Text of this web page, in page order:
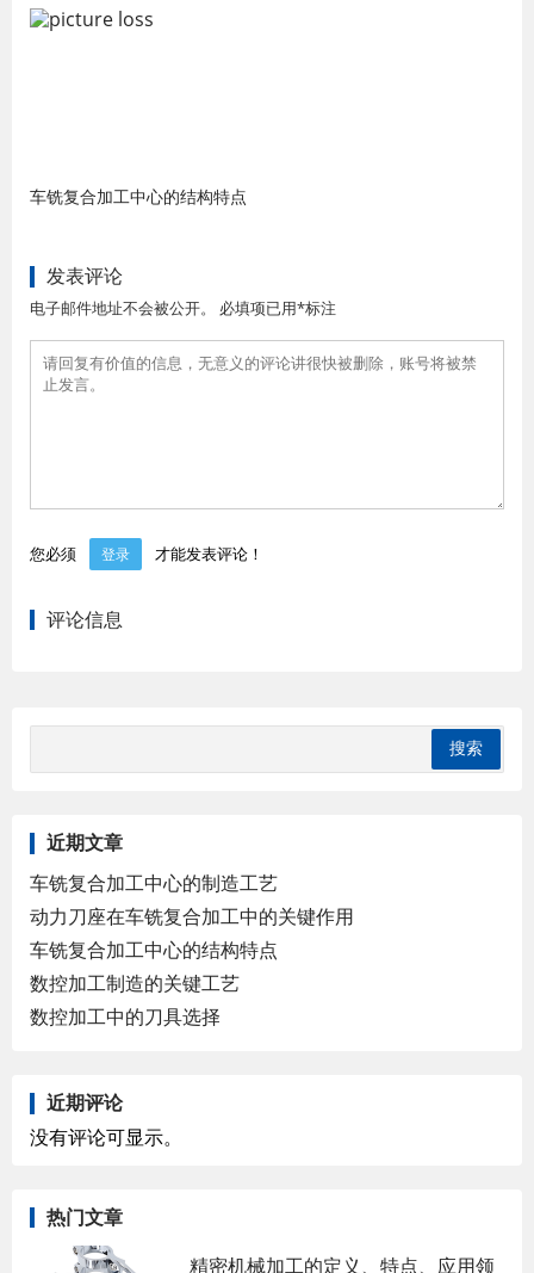
车铣复合加工中心的结构特点
发表评论
电子邮件地址不会被公开。 必填项已用*标注
您必须 登录 才能发表评论！
评论信息
近期文章
车铣复合加工中心的制造工艺
动力刀座在车铣复合加工中的关键作用
车铣复合加工中心的结构特点
数控加工制造的关键工艺
数控加工中的刀具选择
近期评论
没有评论可显示。
热门文章
精密机械加工的定义、特点、应用领